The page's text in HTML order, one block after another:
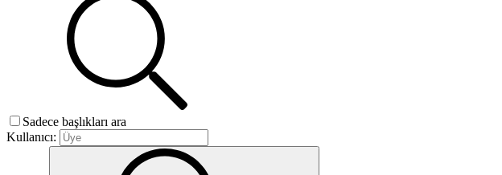
Sadece başlıkları ara
Kullanıcı: